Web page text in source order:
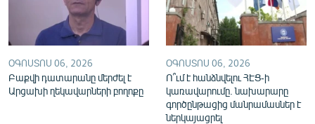
ՕԳՈՍՏՈՍ 06, 2026
Բաքվի դատարանը մերժել է
Արցախի ղեկավարների բողոքը
ՕԳՈՍՏՈՍ 06, 2026
Ո՞ւմ է հանձնվելու ՀԷՑ-ի
կառավարումը. նախարարը
գործընթացից մանրամասներ է
ներկայացրել